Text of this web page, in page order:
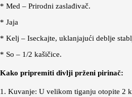
* Med – Prirodni zaslađivač.
* Jaja
* Kelj – Iseckajte, uklanjajući deblje
* So – 1/2 kašičice.
Kako pripremiti divlji prženi pirinač:
1. Kuvanje: U velikom tiganju otopite 2